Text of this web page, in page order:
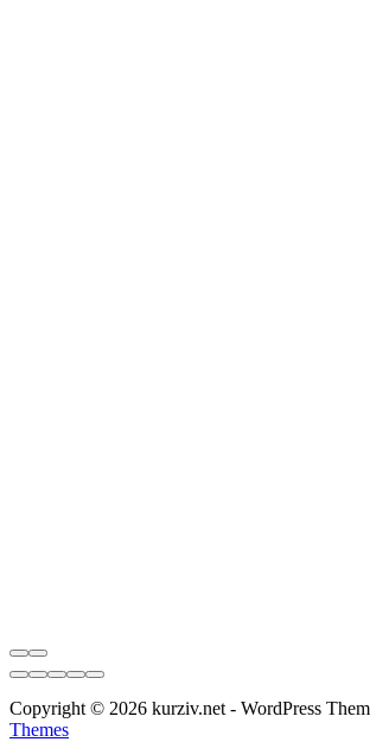
Copyright © 2026 kurziv.net - WordPress
Themes